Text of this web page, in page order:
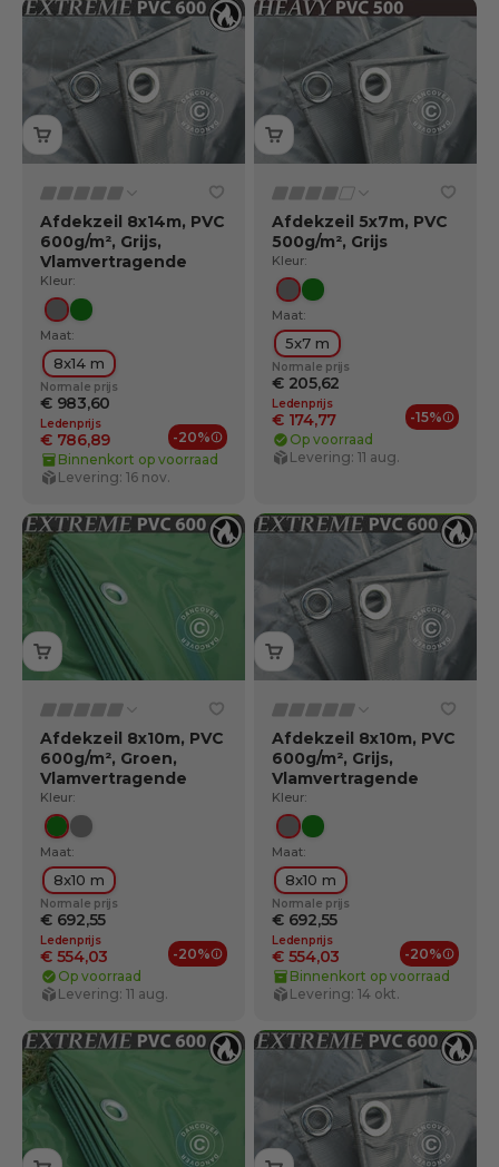
Afdekzeil 8x14m, PVC
600g/m², Grijs,
Vlamvertragende
Kleur:
GrijsGroente
Maat:
8x14 m
Normale prijs
€ 983,60
Ledenprijs
€ 786,89 -20%
Ledenvoordelen
Binnenkort op voorraad
Levering: 16 nov.
Afdekzeil 5x7m, PVC
500g/m², Grijs
Kleur:
GrijsGroente
Maat:
5x7 m
Normale prijs
€ 205,62
Ledenprijs
€ 174,77 -15%
Op voorraad
Levering: 11 aug.
Afdekzeil 8x10m, PVC
600g/m², Groen,
Vlamvertragende
Kleur:
Groente
Grijs
Maat:
8x10 m
Normale prijs
€ 692,55
Ledenprijs
€ 554,03 -20%
Ledenvoordelen
Op voorraad
Levering: 11 aug.
Afdekzeil 8x10m, PVC
600g/m², Grijs,
Vlamvertragende
Kleur:
GrijsGroente
Maat:
8x10 m
Normale prijs
€ 692,55
Ledenprijs
€ 554,03 -20%
Binnenkort op voorraad
Levering: 14 okt.